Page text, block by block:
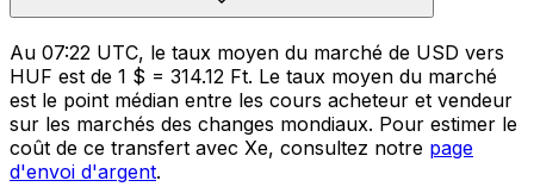
Au 07:22 UTC, le taux moyen du marché de USD vers
HUF est de 1 $ = 314.12 Ft. Le taux moyen du marché
est le point médian entre les cours acheteur et vendeur
sur les marchés des changes mondiaux. Pour estimer le
coût de ce transfert avec Xe, consultez notre page
d'envoi d'argent.